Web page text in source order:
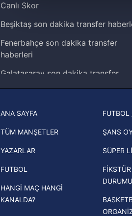
çerezler vasıtasıyla çeşitli
amacıyla kullanılmaktadır.
reklam/pazarlama faaliyetlerinin
Çerezlere ilişkin tercihlerinizi
6698 sayılı Kişisel Verilerin
Canlı Skor
Beşiktaş son dakika transfer
Fenerbahçe son dakika transfer
haberleri
Galatasaray son dakika transfer
haberleri
Trendyol Süper Lig haberleri
Ziraat Türkiye Kupası haberleri
UEFA Şampiyonlar Ligi haberleri
UEFA Avrupa Ligi haberleri
UEFA Konferans Ligi haberleri
ANA SAYFA
TÜM MANŞETLER
YAZARLAR
FUTBOL
HANGİ MAÇ HANGİ
KANALDA?
FUTBOL
ŞANS
SÜPER
DURUMU